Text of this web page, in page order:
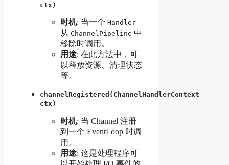
ctx)
时机: 当一个 Handler
从 ChannelPipeline 中
移除时调用。
用途: 在此方法中，可
以释放资源、清理状态
等。
channelRegistered(ChannelHandlerContext
ctx)
时机: 当 Channel 注册
到一个 EventLoop 时调
用。
用途: 这是处理程序可